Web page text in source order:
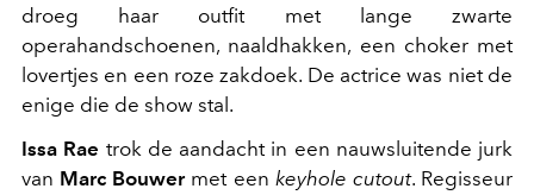
droeg haar outfit met lange zwarte
operahandschoenen, naaldhakken, een choker met
lovertjes en een roze zakdoek. De actrice was niet de
enige die de show stal.
Issa Rae trok de aandacht in een nauwsluitende jurk
van Marc Bouwermet een keyhole cutout. Regisseur